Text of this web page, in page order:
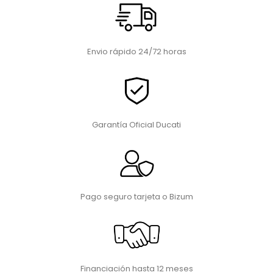
Envio rápido 24/72 horas
Garantía Oficial Ducati
Pago seguro tarjeta o Bizum
Financiación hasta 12 meses